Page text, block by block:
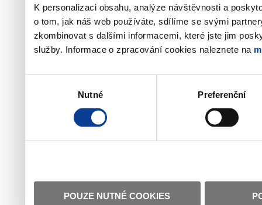
K personalizaci obsahu, analýze návštěvnosti a
o tom, jak náš web používáte, sdílíme se svými
zkombinovat s dalšími informacemi, které jste jim
služby. Informace o zpracování cookies naleznete na
Nutné Preferenční
POUZE NUTNÉ COOKIES